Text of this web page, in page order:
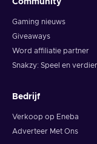
Community
Gaming nieuws
Giveaways
Word affiliatie partner
Snakzy: Speel en
Bedrijf
Verkoop op Eneba
Adverteer Met Ons